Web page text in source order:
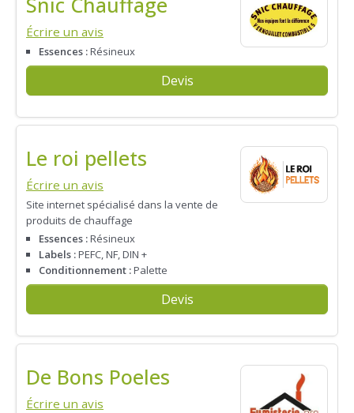
Écrire un avis
Essences :Résineux
Devis
Le roi pellets
Écrire un avis
Site internet spécialisé dans la vente de
produits de chauffage
Essences :Résineux
Labels :PEFC, NF, DIN +
Conditionnement :Palette
Devis
De Bons Poeles
Écrire un avis